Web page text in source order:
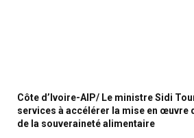
Côte d’Ivoire-AIP/ Le ministre Sidi
services à accélérer la mise en œuvre
de la souveraineté alimentaire